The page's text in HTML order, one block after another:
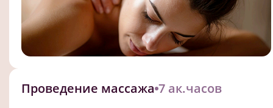
Проведение массажа 7 ак.часов